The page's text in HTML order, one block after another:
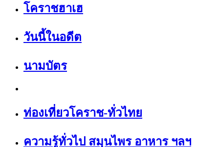
โคราชฮาเฮ
วันนี้ในอดีต
นามบัตร
ท่องเที่ยวโคราช-ทั่วไทย
ความรู้ทั่วไป สมุนไพร อาหาร ฯลฯ